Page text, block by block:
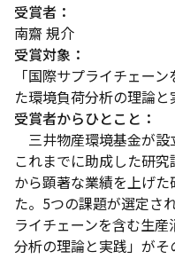
受賞者：
南齋 規介
受賞対象：
「国際サプライチェー
た環境負荷分析の理論と
受賞者からひとこと：
三井物産環境基金が設
これまでに助成した研
から顕著な業績を上げ
た。5つの課題が選定さ
ライチェーンを含む生
分析の理論と実践」が